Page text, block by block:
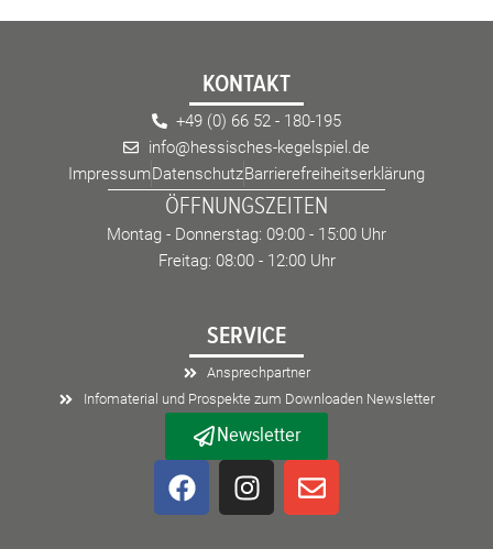
KONTAKT
+49 (0) 66 52 - 180-195
info@hessisches-kegelspiel.de
ImpressumDatenschutzBarrierefreiheitserklärung
ÖFFNUNGSZEITEN
Montag - Donnerstag: 09:00 - 15:00 Uhr
Freitag: 08:00 - 12:00 Uhr
SERVICE
Ansprechpartner
Infomaterial und Prospekte zum Downloaden Newsletter
Newsletter
F
a
I
n
E
n